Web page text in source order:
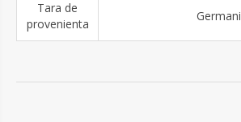
Tara de
provenienta